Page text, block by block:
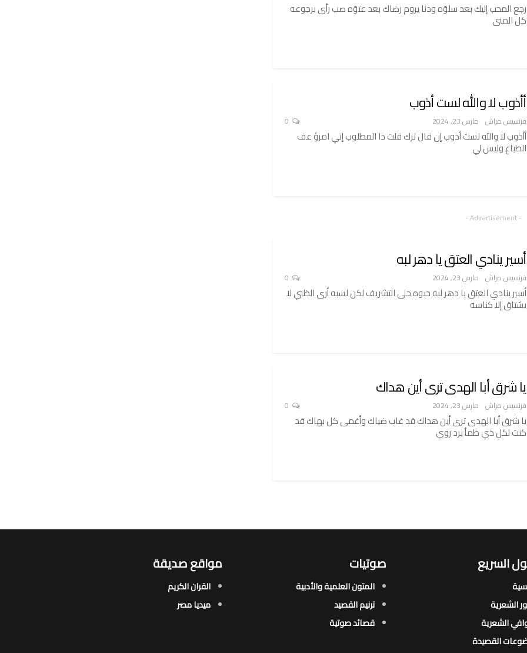
رجع المحب إليك بعد سلوّه ودنا يروم رضاك بعد عتوّه صب رأى برجوعه
كل المنى
أأذوب لا والله لست أذوب
فرنسيس مراش مارس 23, 2024
أأذوب لا واللَه لست أذوب إن قال ترك قلت ذا المطلوب إني امرؤ عف
الطباع وليس لي
- Advertisement -
أسير ينادي العتق يا دهر لبه
فرنسيس مراش مارس 23, 2024
أسير ينادي العتق يا دهر لبه حبوه حلى التشريف لكن لسبه أرى الظبي لا
يشتاق إلا كناسه
يا شرق أبا الهدى ترى أين هداك
فرنسيس مراش مارس 23, 2024
يا شرق أبا الهدى ترى أين هداك قد غاب ضياك وأغمى كل بهاك قد
كنت لكل ذي ظمأ برد روي
السريع
الشعرية​
الشعرية​
القصيدة​
صوتيات
المتون العلمية والأدبية
ترنيم القصيد
قصائد صوتية
مواقع صديقة
القران الكريم
ميديا مصر